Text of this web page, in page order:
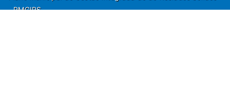
- PMGIRS